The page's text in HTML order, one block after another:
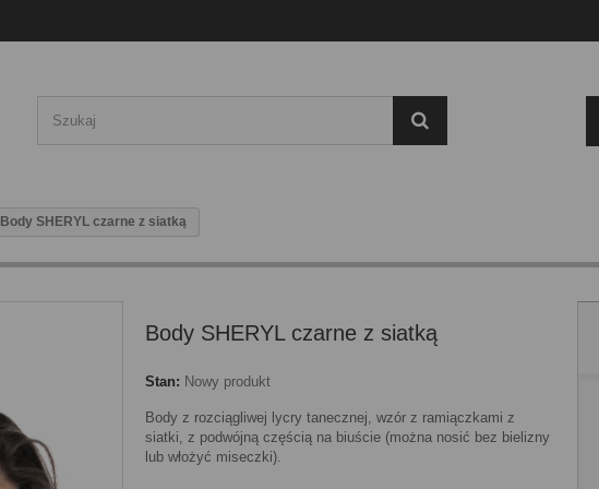
Body SHERYL czarne z siatką
Body SHERYL czarne z siatką
Stan: Nowy produkt
Body z rozciągliwej lycry tanecznej, wzór z ramiączkami z
siatki, z podwójną częścią na biuście (można nosić bez bielizny
lub włożyć miseczki).